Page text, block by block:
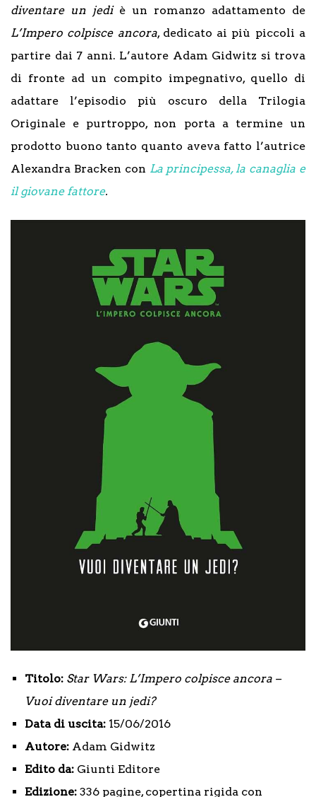
diventare un jediè un romanzo adattamento de
L’Impero colpisce ancora, dedicato ai più piccoli a
partire dai 7 anni. L’autore Adam Gidwitz si trova
di fronte ad un compito impegnativo, quello di
adattare l’episodio più oscuro della Trilogia
Originale e purtroppo, non porta a termine un
prodotto buono tanto quanto aveva fatto l’autrice
Alexandra Bracken con La principessa, la canaglia e
il giovane fattore.
Titolo: Star Wars: L’Impero colpisce ancora –
Vuoi diventare un jedi?
Data di uscita: 15/06/2016
Autore: Adam Gidwitz
Edito da: Giunti Editore
Edizione: 336 pagine, copertina rigida con